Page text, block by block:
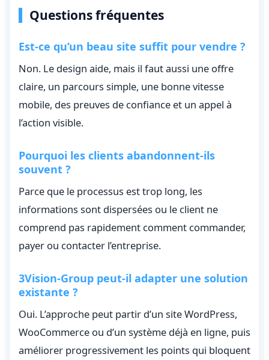
Questions fréquentes
Est-ce qu’un beau site suffit pour vendre ?
Non. Le design aide, mais il faut aussi une offre
claire, un parcours simple, une bonne vitesse
mobile, des preuves de confiance et un appel à
l’action visible.
Pourquoi les clients abandonnent-ils
souvent ?
Parce que le processus est trop long, les
informations sont dispersées ou le client ne
comprend pas rapidement comment commander,
payer ou contacter l’entreprise.
3Vision-Group peut-il adapter une solution
existante ?
Oui. L’approche peut partir d’un site WordPress,
WooCommerce ou d’un système déjà en ligne, puis
améliorer progressivement les points qui bloquent